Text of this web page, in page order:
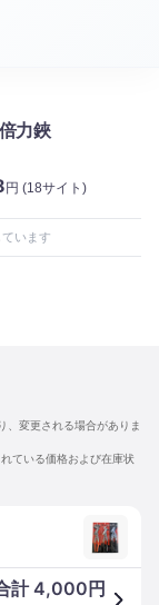
力鋏
円 (18サイト)
います
、変更される場合がありま
ている価格および在庫状
計4,000 円